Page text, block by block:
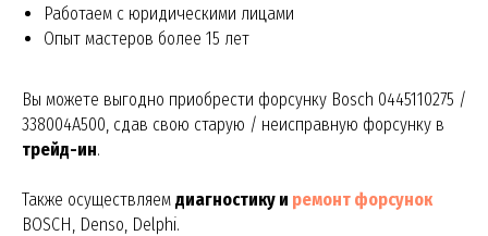
Работаем с юридическими лицами
Опыт мастеров более 15 лет
Вы можете выгодно приобрести форсунку Bosch 0445110275 /
338004A500, сдав свою старую / неисправную форсунку в
трейд-ин.
Также осуществляем диагностику и ремонт форсунок
BOSCH, Denso, Delphi.